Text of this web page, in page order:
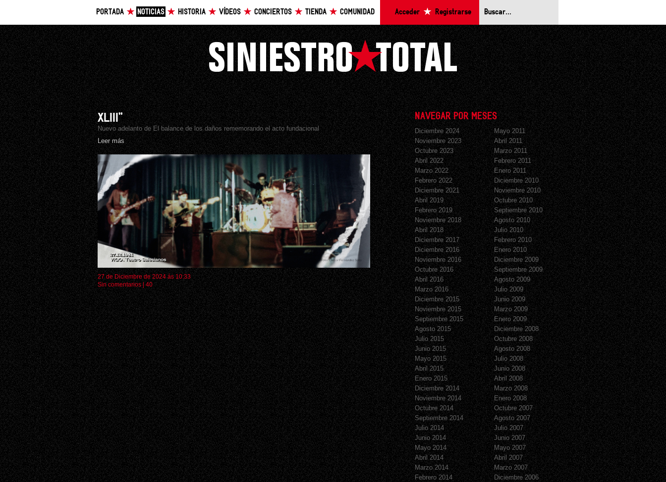
PORTADA NOTICIAS HISTORIA VÍDEOS CONCIERTOS TIENDA COMUNIDAD Acceder Registrarse
XLIII”
Nuevo adelanto de El balance de los daños rememorando el acto fundacional
Leer más
27 de Diciembre de 2024 ás 10:33
Sin comentarios| 40
NAVEGAR POR MESES
Diciembre 2024
Noviembre 2023
Octubre 2023
Abril 2022
Marzo 2022
Febrero 2022
Diciembre 2021
Abril 2019
Febrero 2019
Noviembre 2018
Abril 2018
Diciembre 2017
Diciembre 2016
Noviembre 2016
Octubre 2016
Abril 2016
Marzo 2016
Diciembre 2015
Noviembre 2015
Septiembre 2015
Agosto 2015
Julio 2015
Junio 2015
Mayo 2015
Abril 2015
Enero 2015
Diciembre 2014
Noviembre 2014
Octubre 2014
Septiembre 2014
Julio 2014
Junio 2014
Mayo 2014
Abril 2014
Marzo 2014
Febrero 2014
Mayo 2011
Abril 2011
Marzo 2011
Febrero 2011
Enero 2011
Diciembre 2010
Noviembre 2010
Octubre 2010
Septiembre 2010
Agosto 2010
Julio 2010
Febrero 2010
Enero 2010
Diciembre 2009
Septiembre 2009
Agosto 2009
Julio 2009
Junio 2009
Marzo 2009
Enero 2009
Diciembre 2008
Octubre 2008
Agosto 2008
Julio 2008
Junio 2008
Abril 2008
Marzo 2008
Enero 2008
Octubre 2007
Agosto 2007
Julio 2007
Junio 2007
Mayo 2007
Abril 2007
Marzo 2007
Diciembre 2006